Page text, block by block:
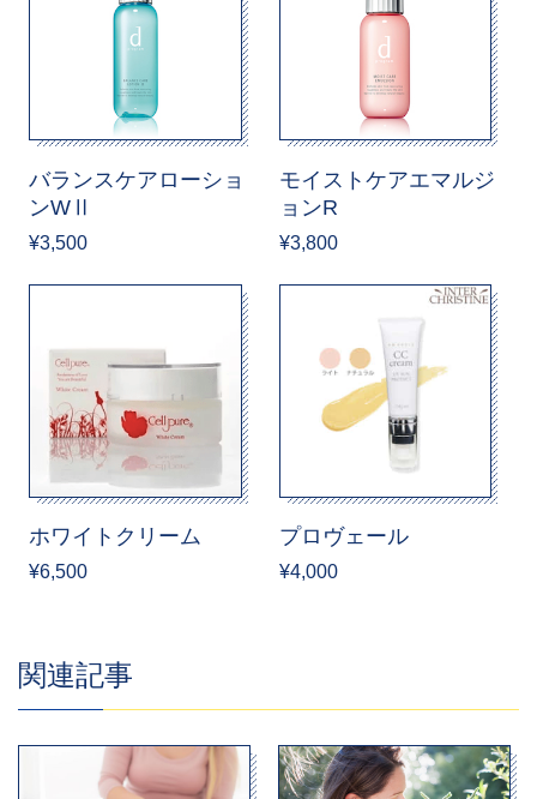
バランスケアローショ
ンWⅡ
¥3,500
モイストケアエマルジ
ョンR
¥3,800
ホワイトクリーム
¥6,500
プロヴェール
¥4,000
関連記事